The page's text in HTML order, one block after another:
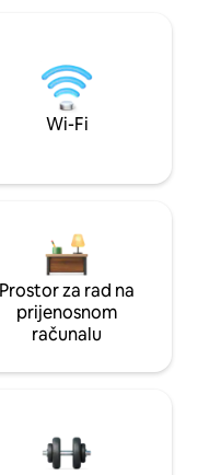
Wi-Fi
Prostor za rad na
prijenosnom
računalu